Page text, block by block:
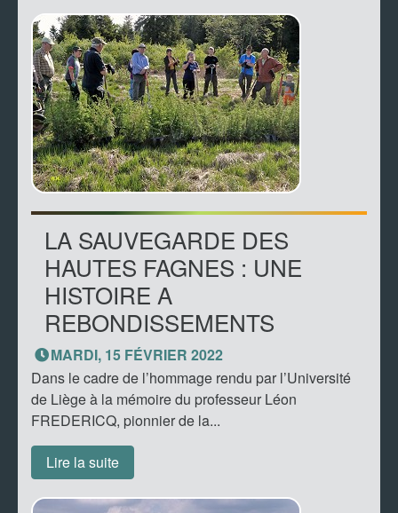
LA SAUVEGARDE DES
HAUTES FAGNES : UNE
HISTOIRE A
REBONDISSEMENTS
MARDI, 15 FÉVRIER 2022
Dans le cadre de l’hommage rendu par l’Université
de Liège à la mémoire du professeur Léon
FREDERICQ, pionnier de la...
Lire la suite